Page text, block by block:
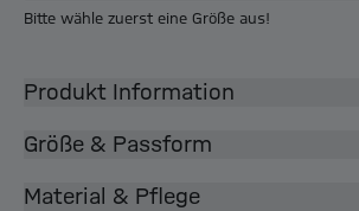
Bitte wähle zuerst eine Größe aus!
Produkt Information
Größe & Passform
Material & Pflege